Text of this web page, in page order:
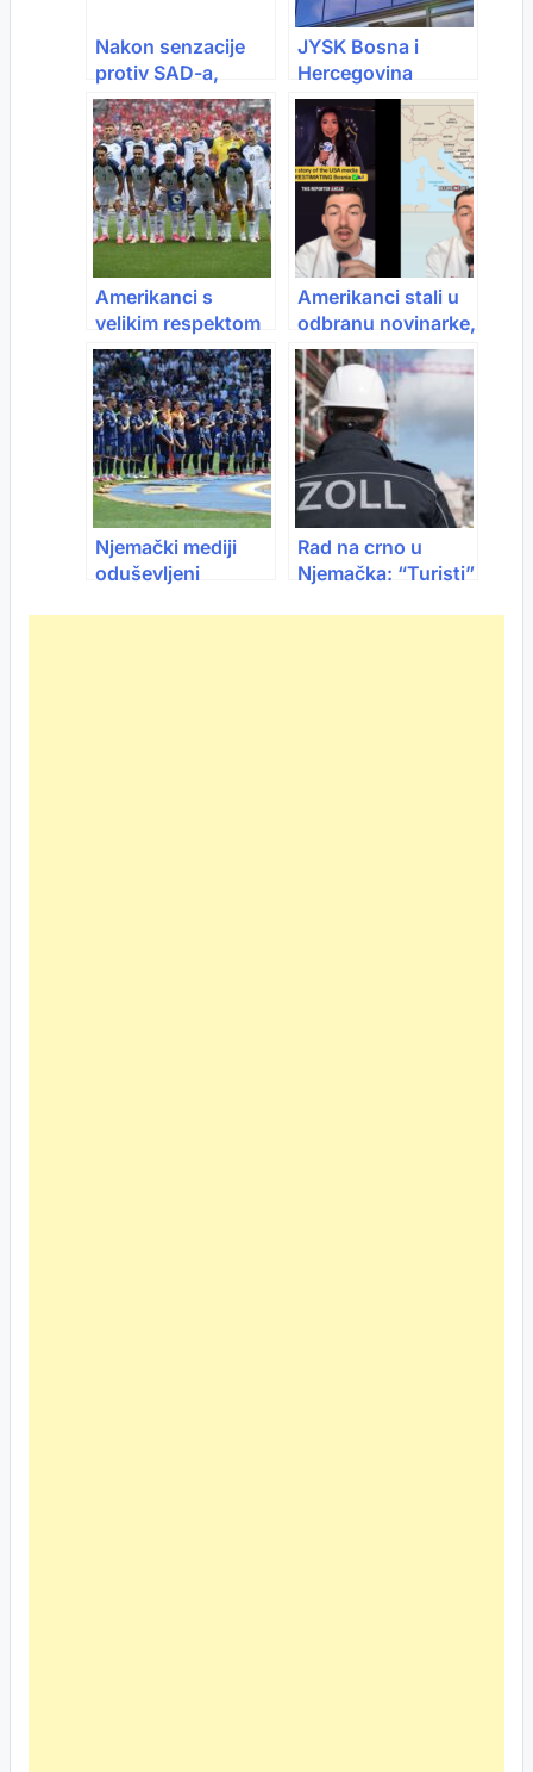
Nakon senzacije
protiv SAD-a,
Turska poručila:
“Ako smo mogli mi,
može i Bosna i
Hercegovina!”
JYSK Bosna i
Hercegovina
ostvario
izvanredne
godišnje rezultate
Amerikanci s
velikim respektom
govore o
Zmajevima: “Bosna
i Hercegovina
može iznenaditi
svakoga”
Amerikanci stali u
odbranu novinarke,
navijači BiH
poručili: U četvrtak
će cijeli svijet
zapamtiti gdje je
Bosna i
Hercegovina
Njemački mediji
oduševljeni
Rad na crno u
Njemačka: “Turisti”